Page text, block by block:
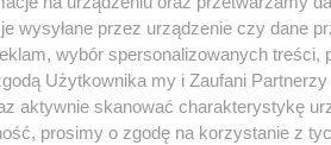
wysyłane przez urządzenie czy dane
wybór spersonalizowanych treści,
Użytkownika my i Zaufani
aktywnie skanować charakterystykę
prosimy o zgodę na korzystanie z